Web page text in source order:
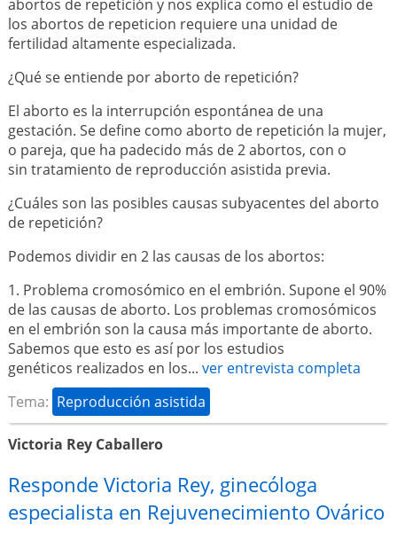
abortos de repetición y nos explica como el estudio de
los abortos de repeticion requiere una unidad de
fertilidad altamente especializada.
¿Qué se entiende por aborto de repetición?
El aborto es la interrupción espontánea de una
gestación. Se define como aborto de repetición la mujer,
o pareja, que ha padecido más de 2 abortos, con o
sin tratamiento de reproducción asistida previa.
¿Cuáles son las posibles causas subyacentes del aborto
de repetición?
Podemos dividir en 2 las causas de los abortos:
1. Problema cromosómico en el embrión. Supone el 90%
de las causas de aborto. Los problemas cromosómicos
en el embrión son la causa más importante de aborto.
Sabemos que esto es así por los estudios
genéticos realizados en los... ver entrevista completa
Tema: Reproducción asistida
Victoria Rey Caballero
Responde Victoria Rey, ginecóloga
especialista en Rejuvenecimiento Ovárico